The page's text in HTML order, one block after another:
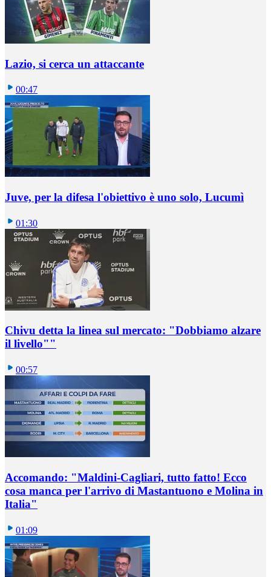
Lazio, si cerca un attaccante
00:47
Juve, per la difesa l'obiettivo è uno solo, Lucumì
01:30
Chivu detta la linea sul mercato: "Dobbiamo alzare
il livello""
00:57
Accomando: "Maldini-Cagliari, tutto fatto! Ecco
cosa manca per l'arrivo di Mastantuono e Molina in
Italia"
01:09